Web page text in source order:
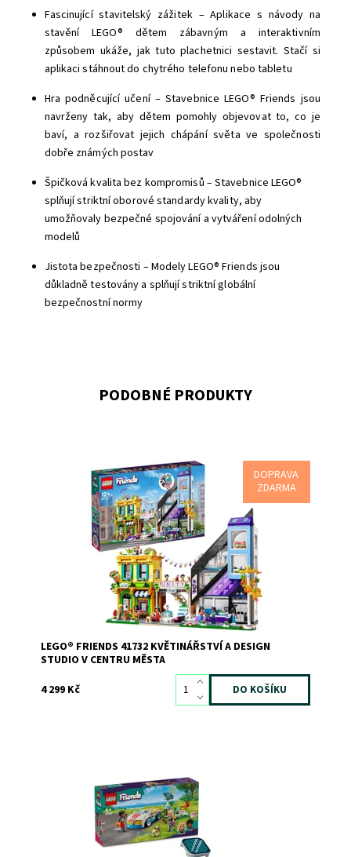
Fascinující stavitelský zážitek – Aplikace s návody na
stavění LEGO® dětem zábavným a interaktivním
způsobem ukáže, jak tuto plachetnici sestavit. Stačí si
aplikaci stáhnout do chytrého telefonu nebo tabletu
Hra podněcující učení – Stavebnice LEGO® Friends jsou
navrženy tak, aby dětem pomohly objevovat to, co je
baví, a rozšiřovat jejich chápání světa ve společnosti
dobře známých postav
Špičková kvalita bez kompromisů – Stavebnice LEGO®
splňují striktní oborové standardy kvality, aby
umožňovaly bezpečné spojování a vytváření odolných
modelů
Jistota bezpečnosti – Modely LEGO® Friends jsou
důkladně testovány a splňují striktní globální
bezpečnostní normy
PODOBNÉ PRODUKTY
DOPRAVA
ZDARMA
Inspirujte děti k navrhování, zdobení a vystavování
Dostupnost:
Skladem2
11211
LEGO
LEGO® FRIENDS 41732 KVĚTINÁŘSTVÍ A DESIGN
STUDIO V CENTRU MĚSTA
4 299 Kč
Stavebnice pro děti s postavami LEGO® Friends
Dostupnost:
Skladem>3
11529
LEGO